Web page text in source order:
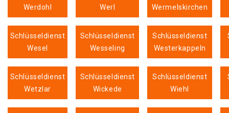
Werdohl
Werl
Wermelskirchen
Schlüsseldienst
Wesel
Schlüsseldienst
Wesseling
Schlüsseldienst
Westerkappeln
Schlüsseldienst
Wetzlar
Schlüsseldienst
Wickede
Schlüsseldienst
Wiehl